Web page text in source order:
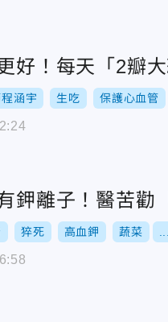
好！每天「2瓣
涵宇 生吃 保護心血管
鉀離子！醫苦
猝死 高血鉀 蔬菜